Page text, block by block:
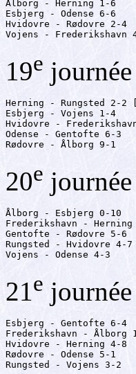
Ålborg - Herning 1-6
Esbjerg - Odense 6-6
Hvidovre - Rødovre 2-4
Vojens - Frederikshavn
19e
Herning - Rungsted 2-2
Esbjerg - Vojens 1-4
Hvidovre -
Odense - Gentofte 6-3
Rødovre - Ålborg 9-1
20e
Ålborg - Esbjerg 0-10
Frederikshavn - Herning
Gentofte - Rødovre 5-6
Rungsted - Hvidovre 4-7
Vojens - Odense 4-3
21e
Esbjerg - Gentofte 6-4
Frederikshavn - Ålborg
Hvidovre - Herning 4-8
Rødovre - Odense 5-1
Rungsted - Vojens 3-2